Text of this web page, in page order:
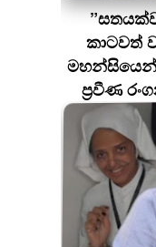
කාටවත්
මහන්සියෙන්
ප්‍රවීණ